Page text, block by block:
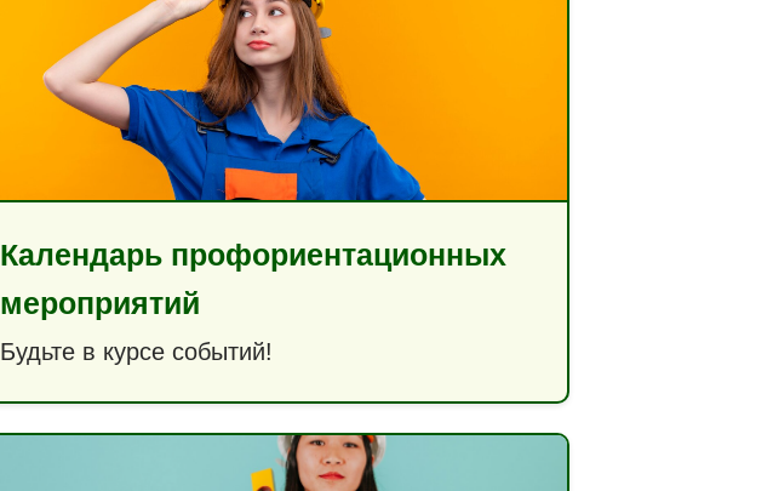
Календарь профориентационных
мероприятий
Будьте в курсе событий!